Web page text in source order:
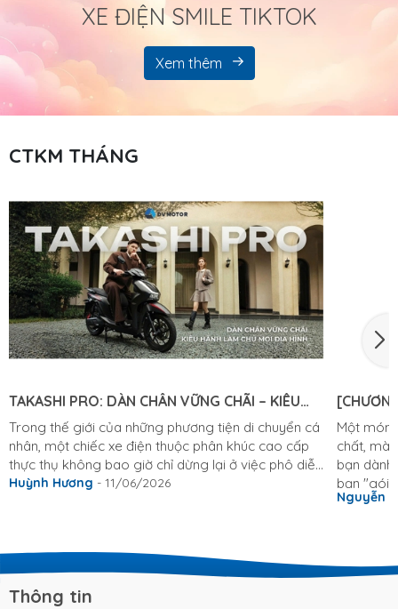
XE ĐIỆN SMILE TIKTOK
Xem thêm
CTKM THÁNG
TAKASHI PRO: DÀN CHÂN VỮNG CHÃI – KIÊU
HÃNH LÀM CHỦ MỌI ĐỊA HÌNH
Trong thế giới của những phương tiện di chuyển cá
nhân, một chiếc xe điện thuộc phân khúc cao cấp
thực thụ không bao giờ chỉ dừng lại ở việc phô diễn
những đường nét thiết kế hào nhoáng bên ngoài.
đủ để khẳng định đẳng cấp khác biệt. Đối với
những người dùng sành sỏi, trải nghiệm cầm lái là
thước đo chân thực nhất cho chất...
Huỳnh Hương - 11/06/2026
KHỎI
Một món
chất, mà
bạn
bạn "gói
8/3 thật
Nguyễn
Thông tin